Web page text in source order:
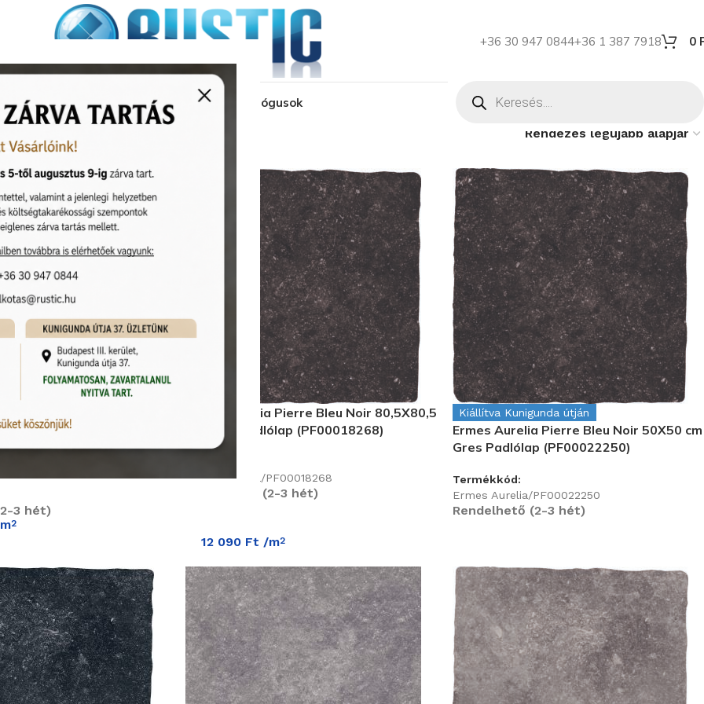
+36 30 947 0844+36 1 387 7918 0
üzleteink látványtervezés pályázat katalógusok
Padlólap 2 cm vastag
3 hét)
Ermes Aurelia Pierre Bleu Noir 80,5X80,5
cm Gres Padlólap (PF00018268)
Ermes Aurelia/PF00018268
Rendelhető (2-3 hét)
2
Kiállítva Kunigunda útján
Ermes Aurelia Pierre Bleu Noir 50X50 cm
Gres Padlólap (PF00022250)
Termékkód:
Ermes Aurelia/PF00022250
Rendelhető (2-3 hét)
12 090 Ft /m2